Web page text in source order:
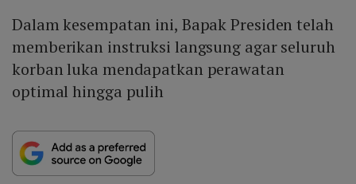
Dalam kesempatan ini, Bapak Presiden telah
memberikan instruksi langsung agar seluruh
korban luka mendapatkan perawatan
optimal hingga pulih